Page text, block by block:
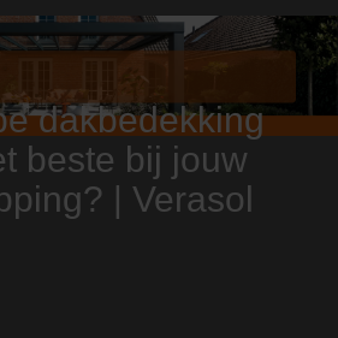
dakbedekking
beste bij jouw
| Verasol